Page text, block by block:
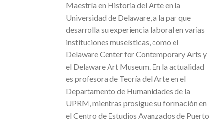
Maestría en Historia del Arte en la
Universidad de Delaware, a la par que
desarrolla su experiencia laboral en varias
instituciones museísticas, como el
Delaware Center for Contemporary Arts y
el Delaware Art Museum. En la actualidad
es profesora de Teoría del Arte en el
Departamento de Humanidades de la
UPRM, mientras prosigue su formación en
el Centro de Estudios Avanzados de Puerto